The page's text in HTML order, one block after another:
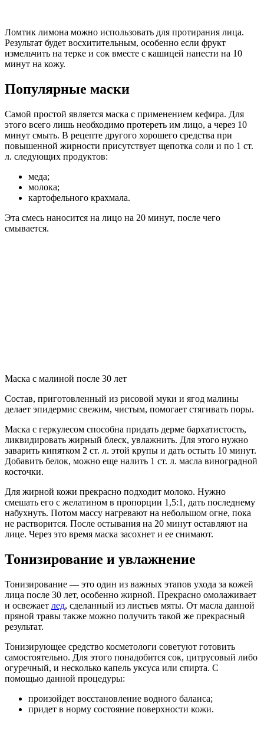
Ломтик лимона можно использовать для протирания лица.
Результат будет восхитительным, особенно если фрукт
измельчить на терке и сок вместе с кашицей нанести на 10
минут на кожу.
Популярные маски
Самой простой является маска с применением кефира. Для
этого всего лишь необходимо протереть им лицо, а через 10
минут смыть. В рецепте другого хорошего средства при
повышенной жирности присутствует щепотка соли и по 1 ст.
л. следующих продуктов:
меда;
молока;
картофельного крахмала.
Эта смесь наносится на лицо на 20 минут, после чего
смывается.
Маска с малиной после 30 лет
Состав, приготовленный из рисовой муки и ягод малины
делает эпидермис свежим, чистым, помогает стягивать поры.
Маска с геркулесом способна придать дерме бархатистость,
ликвидировать жирный блеск, увлажнить. Для этого нужно
заварить кипятком 2 ст. л. этой крупы и дать остыть 10 минут.
Добавить белок, можно еще налить 1 ст. л. масла виноградной
косточки.
Для жирной кожи прекрасно подходит молоко. Нужно
смешать его с желатином в пропорции 1,5:1, дать последнему
набухнуть. Потом массу нагревают на небольшом огне, пока
не растворится. После остывания на 20 минут оставляют на
лице. Через это время маска засохнет и ее снимают.
Тонизирование и увлажнение
Тонизирование — это один из важных этапов ухода за кожей
лица после 30 лет, особенно жирной. Прекрасно омолаживает
и освежает лед, сделанный из листьев мяты. От масла данной
пряной травы также можно получить такой же прекрасный
результат.
Тонизирующее средство косметологи советуют готовить
самостоятельно. Для этого понадобится сок, цитрусовый либо
огуречный, и несколько капель уксуса или спирта. С
помощью данной процедуры:
произойдет восстановление водного баланса;
придет в норму состояние поверхности кожи.